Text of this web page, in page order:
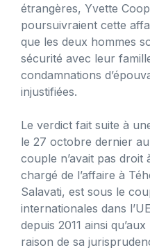
étrangères, Yvette
poursuivraient cette
que les deux hommes
sécurité avec leur
condamnations
injustifiées.
Le verdict fait suite à
le 27 octobre dernier
couple n’avait pas droit
chargé de l’affaire à
Salavati, est sous le
internationales dans
depuis 2011 ainsi
raison de sa